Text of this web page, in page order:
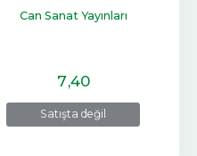
Satışta değil
Can Sanat Yayınları
7,40